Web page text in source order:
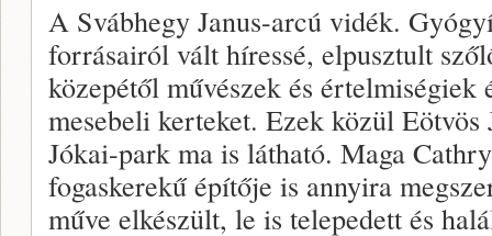
A Svábhegy Janus-arcú vidék.
forrásairól vált híressé, elpusztult
közepétől művészek és
mesebeli kerteket. Ezek közül
Jókai-park ma is látható. Maga
fogaskerekű építője is annyira
műve elkészült, le is telepedett és